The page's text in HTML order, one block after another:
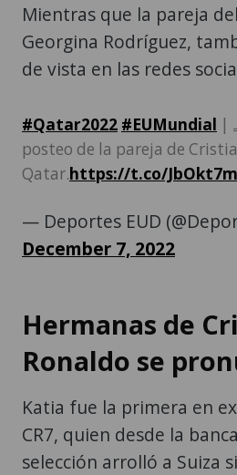
Mientras que la pareja
Georgina Rodríguez,
de vista en las redes
#Qatar2022 #EUMundial |
posteo de la pareja de
Qatar.https://t.co/
— Deportes EUD
December 7, 2022
Hermanas de
Ronaldo se
Katia fue la primera en
CR7, quien desde la
selección arrolló a Suiza